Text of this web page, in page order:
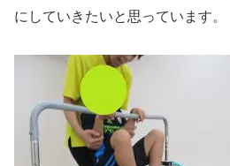
にしていきたいと思っています。